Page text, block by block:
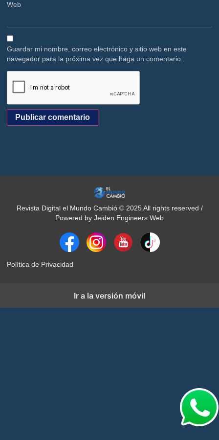
Web
Guardar mi nombre, correo electrónico y sitio web en este
navegador para la próxima vez que haga un comentario.
Revista Digital el Mundo Cambió © 2025 All rights reserved /
Powered by Jeiden Engineers Web
Política de Privacidad
Ir a la versión móvil